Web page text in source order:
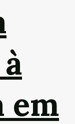
em